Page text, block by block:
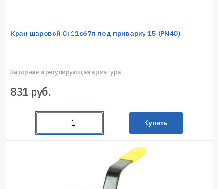
Кран шаровой Ci 11с67п под приварку 15 (PN40)
Запорная и регулирующая арматура
831 руб.
Купить